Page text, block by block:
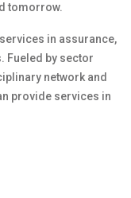
tomorrow.
in assurance,
Fueled by sector
network and
provide services in